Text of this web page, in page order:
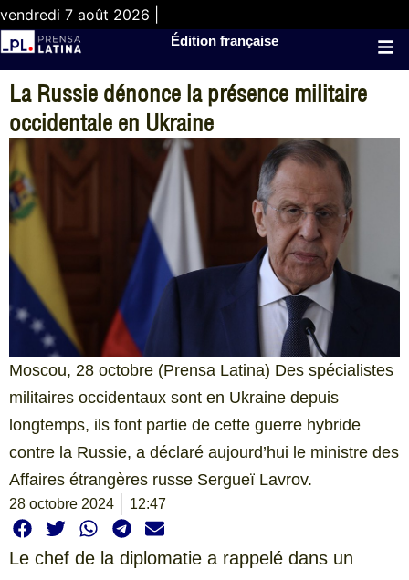
vendredi 7 août 2026 |
Édition française
La Russie dénonce la présence militaire
occidentale en Ukraine
Moscou, 28 octobre (Prensa Latina) Des spécialistes
militaires occidentaux sont en Ukraine depuis
longtemps, ils font partie de cette guerre hybride
contre la Russie, a déclaré aujourd’hui le ministre des
Affaires étrangères russe Sergueï Lavrov.
28 octobre 2024 12:47
Le chef de la diplomatie a rappelé dans un